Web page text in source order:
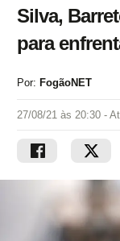
Silva,
para
Por: FogãoNET
27/08/21 às 20:30 -